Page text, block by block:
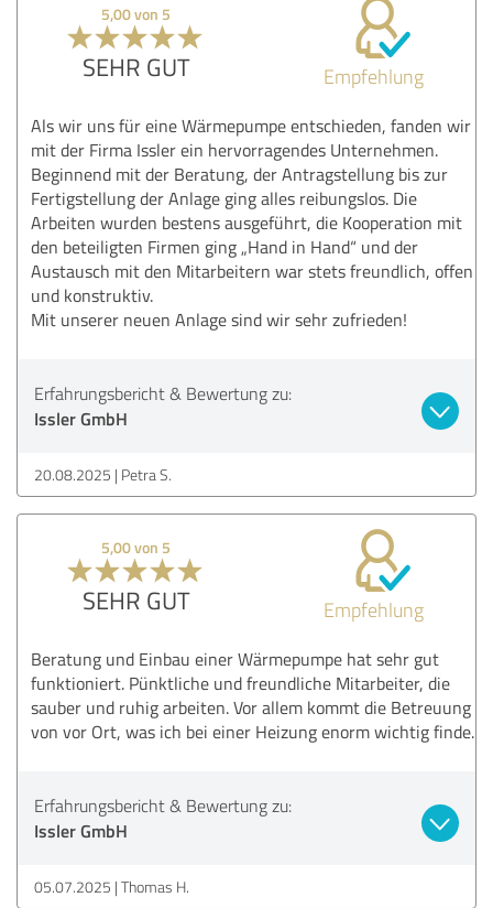
Beratung
Bewertung anzeigen
5,00 von 5
SEHR GUT Empfehlung
Als wir uns für eine Wärmepumpe entschieden, fanden wir
mit der Firma Issler ein hervorragendes Unternehmen.
Beginnend mit der Beratung, der Antragstellung bis zur
Fertigstellung der Anlage ging alles reibungslos. Die
Arbeiten wurden bestens ausgeführt, die Kooperation mit
den beteiligten Firmen ging „Hand in Hand“ und der
Austausch mit den Mitarbeitern war stets freundlich, offen
und konstruktiv.
Mit unserer neuen Anlage sind wir sehr zufrieden!
Erfahrungsbericht & Bewertung zu:
Issler GmbH
20.08.2025 Petra S.
5,00 von 5
SEHR GUT Empfehlung
Beratung und Einbau einer Wärmepumpe hat sehr gut
funktioniert. Pünktliche und freundliche Mitarbeiter, die
sauber und ruhig arbeiten. Vor allem kommt die Betreuung
von vor Ort, was ich bei einer Heizung enorm wichtig finde.
Erfahrungsbericht & Bewertung zu:
Issler GmbH
05.07.2025 Thomas H.